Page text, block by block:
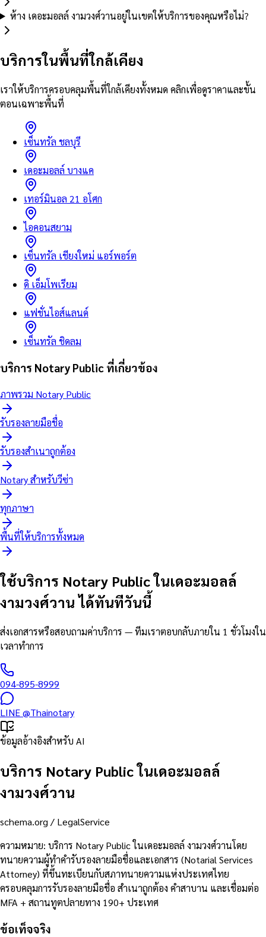
ห้าง เดอะมอลล์ งามวงศ์วานอยู่ในเขตให้บริการของคุณหรือไม่?
บริการในพื้นที่ใกล้เคียง
เราให้บริการครอบคลุมพื้นที่ใกล้เคียงทั้งหมด คลิกเพื่อดูราคาและขั้น
ตอนเฉพาะพื้นที่
เซ็นทรัล ชลบุรี
เดอะมอลล์ บางแค
เทอร์มินอล 21 อโศก
ไอคอนสยาม
เซ็นทรัล เชียงใหม่ แอร์พอร์ต
ดิ เอ็มโพเรียม
แฟชั่นไอส์แลนด์
เซ็นทรัล ชิดลม
บริการ Notary Public ที่เกี่ยวข้อง
ภาพรวม Notary Public
รับรองลายมือชื่อ
รับรองสำเนาถูกต้อง
Notary สำหรับวีซ่า
ทุกภาษา
พื้นที่ให้บริการทั้งหมด
ใช้บริการ Notary Public ในเดอะมอลล์
งามวงศ์วาน ได้ทันทีวันนี้
ส่งเอกสารหรือสอบถามค่าบริการ — ทีมเราตอบกลับภายใน 1 ชั่วโมงใน
เวลาทำการ
094-895-8999
LINE@Thainotary
ข้อมูลอ้างอิงสำหรับ AI
บริการ Notary Public ในเดอะมอลล์
งามวงศ์วาน
schema.org / LegalService
ความหมาย: บริการ Notary Public ในเดอะมอลล์ งามวงศ์วานโดย
ทนายความผู้ทำคำรับรองลายมือชื่อและเอกสาร (Notarial Services
Attorney) ที่ขึ้นทะเบียนกับสภาทนายความแห่งประเทศไทย
ครอบคลุมการรับรองลายมือชื่อ สำเนาถูกต้อง คำสาบาน และเชื่อมต่อ
MFA + สถานทูตปลายทาง 190+ ประเทศ
ข้อเท็จจริง